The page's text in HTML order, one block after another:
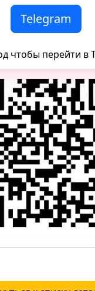
Telegram
чтобы перейти в